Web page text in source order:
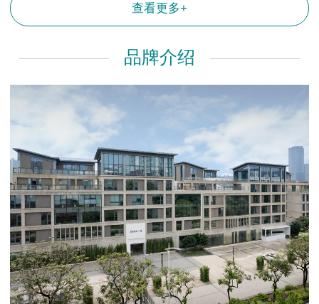
查看更多+
品牌介绍